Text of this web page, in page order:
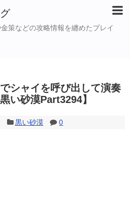
策などの攻略情報を纏めたプレイ
シャイを呼び出して演奏
い砂漠Part3294】
黒い砂漠 0